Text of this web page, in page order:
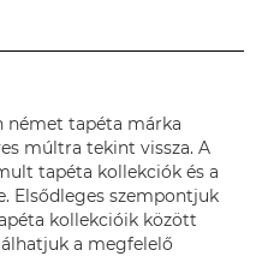
német tapéta márka
múltra tekint vissza. A
tapéta kollekciók és a
Elsődleges szempontjuk
kollekcióik között
a megfelelő